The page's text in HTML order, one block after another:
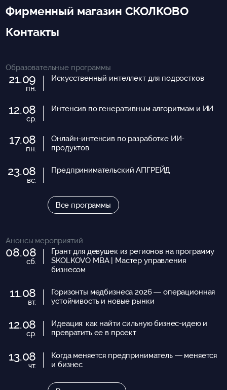
Фирменный магазин СКОЛКОВО
Контакты
Образовательные программы
21.09
пн.
Искусственный интеллект для подростков
12.08
ср.
Интенсив по генеративным алгоритмам и ИИ
17.08
пн.
Онлайн-интенсив по разработке ИИ-
продуктов
23.08
вс.
Предпринимательский АПГРЕЙД
Все программы
Анонсы мероприятий
08.08
сб.
Грант для девушек из регионов на программу
SKOLKOVO MBA | Мастер управления
бизнесом
11.08
вт.
Горизонты медбизнеса 2026 — операционная
устойчивость и новые рынки
12.08
ср.
Идеация: как найти сильную бизнес-идею и
превратить ее в проект
13.08
чт.
Когда меняется предприниматель — меняется
и бизнес